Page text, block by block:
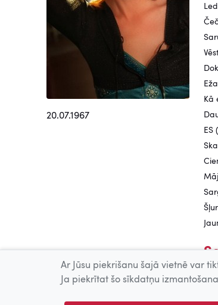
20.07.1967
Kā
ES
Ar Jūsu piekrišanu šajā vietnē var
Ja piekrītat šo sīkdatņu